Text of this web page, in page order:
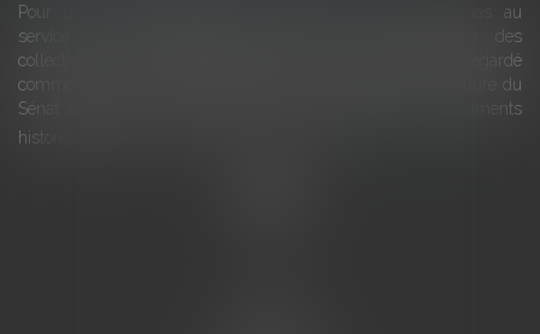
Pour une gestion patrimoniale des monuments historiques au
service du développement économique et touristique des
collectivités Le monument historique a longtemps été regardé
comme une charge. Le rapport que la commission de la culture du
Sénat a consacré, en juillet 2026, à la gestion des monuments
historiques invite à y voir aussi une ressour...